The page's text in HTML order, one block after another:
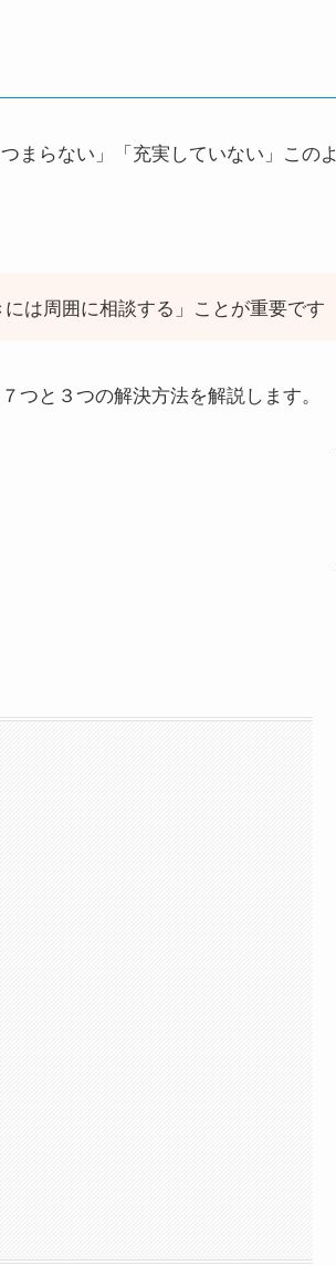
まらない」「充実していない」このよ
は周囲に相談する」ことが重要です
と３つの解決方法を解説します。